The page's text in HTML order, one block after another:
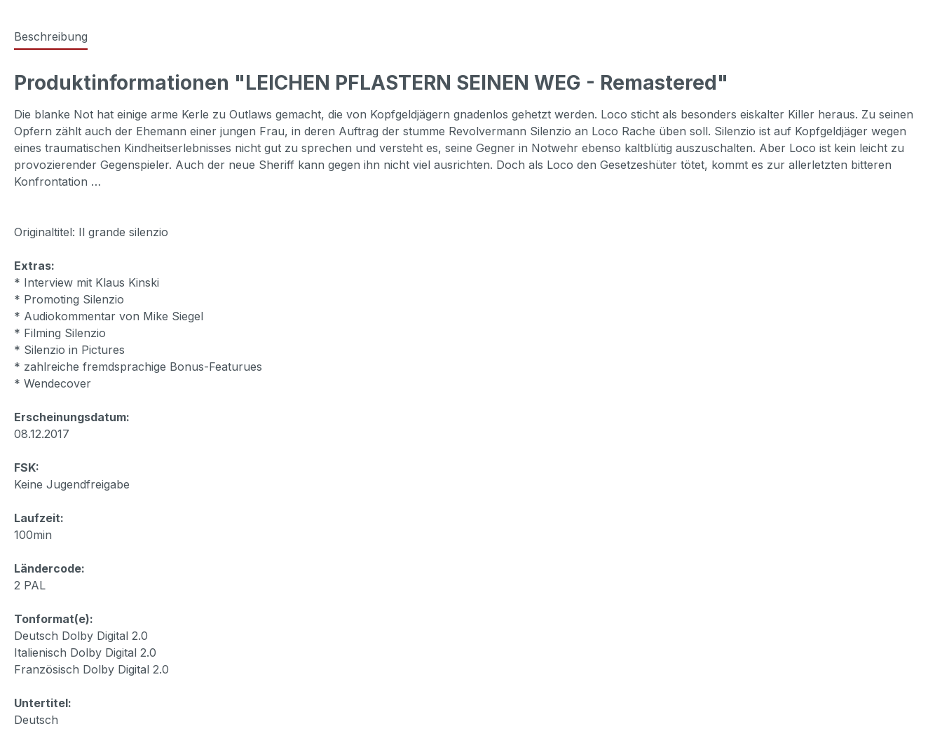
Beschreibung
Produktinformationen "LEICHEN PFLASTERN SEINEN WEG - Remastered"
Die blanke Not hat einige arme Kerle zu Outlaws gemacht, die von Kopfgeldjägern gnadenlos gehetzt werden. Loco sticht als besonders eiskalter Killer heraus. Zu seinen
Opfern zählt auch der Ehemann einer jungen Frau, in deren Auftrag der stumme Revolvermann Silenzio an Loco Rache üben soll. Silenzio ist auf Kopfgeldjäger wegen
eines traumatischen Kindheitserlebnisses nicht gut zu sprechen und versteht es, seine Gegner in Notwehr ebenso kaltblütig auszuschalten. Aber Loco ist kein leicht zu
provozierender Gegenspieler. Auch der neue Sheriff kann gegen ihn nicht viel ausrichten. Doch als Loco den Gesetzeshüter tötet, kommt es zur allerletzten bitteren
Konfrontation …
Originaltitel: Il grande silenzio
Extras:
* Interview mit Klaus Kinski
* Promoting Silenzio
* Audiokommentar von Mike Siegel
* Filming Silenzio
* Silenzio in Pictures
* zahlreiche fremdsprachige Bonus-Featurues
* Wendecover
Erscheinungsdatum:
08.12.2017
FSK:
Keine Jugendfreigabe
Laufzeit:
100min
Ländercode:
2 PAL
Tonformat(e):
Deutsch Dolby Digital 2.0
Italienisch Dolby Digital 2.0
Französisch Dolby Digital 2.0
Untertitel:
Deutsch